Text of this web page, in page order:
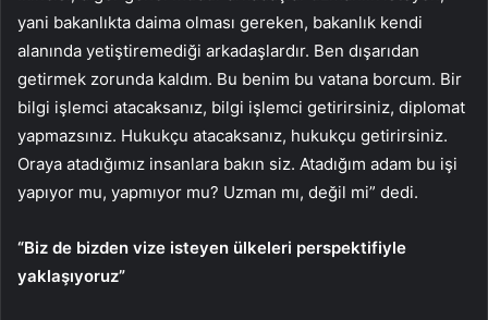
yani bakanlıkta daima olması gereken, bakanlık kendi
alanında yetiştiremediği arkadaşlardır. Ben dışarıdan
getirmek zorunda kaldım. Bu benim bu vatana borcum. Bir
bilgi işlemci atacaksanız, bilgi işlemci getirirsiniz, diplomat
yapmazsınız. Hukukçu atacaksanız, hukukçu getirirsiniz.
Oraya atadığımız insanlara bakın siz. Atadığım adam bu işi
yapıyor mu, yapmıyor mu? Uzman mı, değil mi” dedi.
“Biz de bizden vize isteyen ülkeleri perspektifiyle
yaklaşıyoruz”